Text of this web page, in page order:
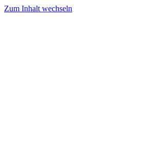
Zum Inhalt wechseln